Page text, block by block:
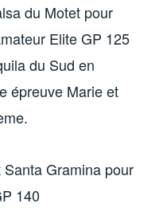
du Motet pour
Elite GP 125
du Sud en
épreuve Marie et
Gramina pour
140